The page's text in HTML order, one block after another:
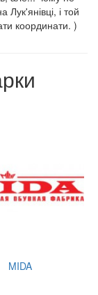
і той
координати. )
MIDA